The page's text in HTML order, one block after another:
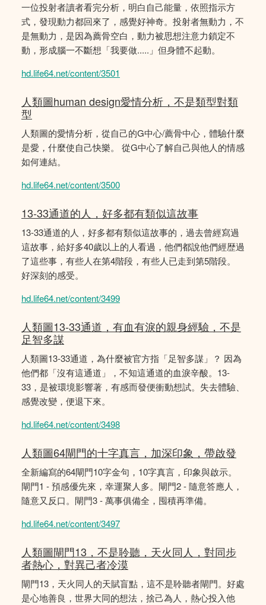
一位投射者讀者看完分析，明白自己能量，依照指示方
式，發現動力都回來了，感覺好神奇。投射者無動力，不
是無動力，是因為薦骨空白，動力被思想注意力鎖定不
動，形成腦一不斷想「我要做.....」但身體不起動。
hd.life64.net/content/3501
人類圖human design愛情分析，不是類型對類
型
人類圖的愛情分析，從自己的G中心/薦骨中心，體驗什麼
是愛，什麼使自己快樂。 從G中心了解自己與他人的情感
如何連結。
hd.life64.net/content/3500
13-33通道的人，好多都有類似這故事
13-33通道的人，好多都有類似這故事的，過去曾經寫過
這故事，給好多40歲以上的人看過，他們都說他們經歴過
了這些事，有些人在第4階段，有些人已走到第5階段。
好深刻的感受。
hd.life64.net/content/3499
人類圖13-33通道，有血有淚的親身經驗，不是
足智多謀
人類圖13-33通道，為什麼被官方指「足智多謀」？ 因為
他們都「沒有這通道」，不知這通道的血淚辛酸。13-
33，是被環境影響著，有感而發便衝動想試。失去體驗、
感覺改變，便退下來。
hd.life64.net/content/3498
人類圖64閘門的十字真言，加深印象，帶啟發
全新編寫的64閘門10字金句，10字真言，印象與啟示。
閘門1 - 預感優先來，幸運聚人多。閘門2 - 隨意答應人，
隨意又反口。閘門3 - 萬事俱備全，囤積再準備。
hd.life64.net/content/3497
人類圖閘門13，不是聆聽，天火同人，對同步
者熱心，對異己者冷漠
閘門13，天火同人的天賦盲點，這不是聆聽者閘門。好處
是心地善良，世界大同的想法，捨己為人，熱心投入他